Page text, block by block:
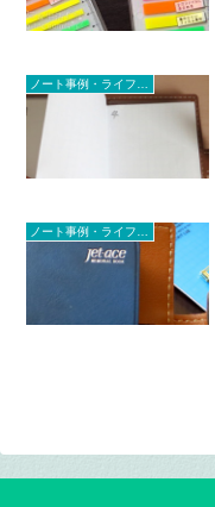
ノート事例・ライフスタイル